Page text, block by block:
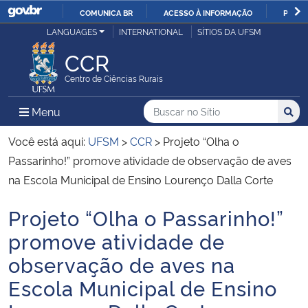
IR
COMUNICA BR ACESSO À INFORMAÇÃO
Ministério da Justiça e Segurança Pública
Ministério da Defesa
Ministério das Relações Exteriores
Ministério da Economia
Ministério da Infraestrutura
Ministério da Agricultura, Pecuária e Abastecimento
Ministério da Educação
LANGUAGES INTERNATIONAL SÍTIOS DA UFSM
CCR
Centro de Ciências Rurais
Menu Menu Principal do Sítio
Busca
Buscar no no Sítio
Busca:
Você está aqui: UFSM >CCR > Projeto “Olha o
Passarinho!” promove atividade de observação de aves
na Escola Municipal de Ensino Lourenço Dalla Corte
Início do conteúdo
Projeto “Olha o Passarinho!”
promove atividade de
observação de aves na
Escola Municipal de Ensino